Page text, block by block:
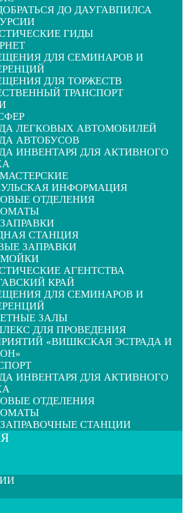
ДО ДАУГАВПИЛСА
ГИДЫ
ДЛЯ СЕМИНАРОВ И
ДЛЯ ТОРЖЕСТВ
ТРАНСПОРТ
ЛЕГКОВЫХ АВТОМОБИЛЕЙ
АВТОБУСОВ
ИНВЕНТАРЯ ДЛЯ АКТИВНОГО
ИНФОРМАЦИЯ
ОТДЕЛЕНИЯ
СТАНЦИЯ
ЗАПРАВКИ
АГЕНТСТВА
КРАЙ
ДЛЯ СЕМИНАРОВ И
ЗАЛЫ
ДЛЯ ПРОВЕДЕНИЯ
«ВИШКСКАЯ ЭСТРАДА И
ИНВЕНТАРЯ ДЛЯ АКТИВНОГО
ОТДЕЛЕНИЯ
СТАНЦИИ